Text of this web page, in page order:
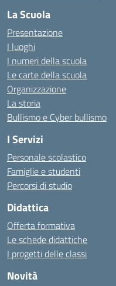
La Scuola
Presentazione
I luoghi
I numeri della scuola
Le carte della scuola
Organizzazione
La storia
Bullismo e Cyber bullismo
I Servizi
Personale scolastico
Famiglie e studenti
Percorsi di studio
Didattica
Offerta formativa
Le schede didattiche
I progetti delle classi
Novità